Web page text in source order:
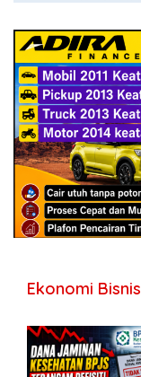
Ekonomi Bisnis